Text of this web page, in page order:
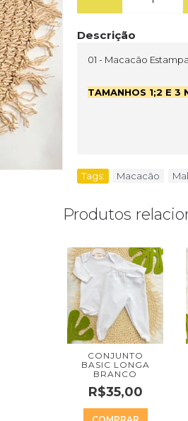
Descrição
01 - Macacão
TAMANHOS 1;2 E 3
Tags: Macacão
Produtos
CONJUNTO
BASIC LONGA
BRANCO
R$35,00